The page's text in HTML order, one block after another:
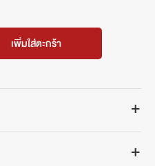
เพิ่มใส่ตะกร้า
ดีไซน์สวยงาม โดดเด่น สวมใส่